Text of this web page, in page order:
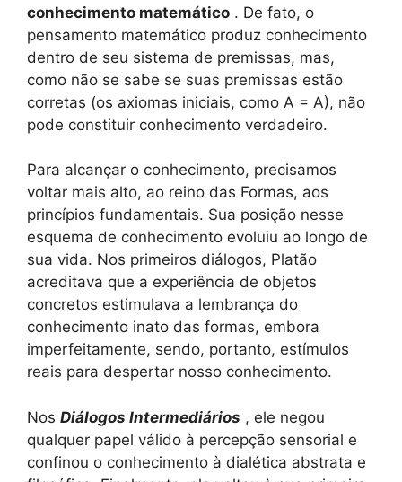
conhecimento matemático . De fato, o
pensamento matemático produz conhecimento
dentro de seu sistema de premissas, mas,
como não se sabe se suas premissas estão
corretas (os axiomas iniciais, como A = A), não
pode constituir conhecimento verdadeiro.
Para alcançar o conhecimento, precisamos
voltar mais alto, ao reino das Formas, aos
princípios fundamentais. Sua posição nesse
esquema de conhecimento evoluiu ao longo de
sua vida. Nos primeiros diálogos, Platão
acreditava que a experiência de objetos
concretos estimulava a lembrança do
conhecimento inato das formas, embora
imperfeitamente, sendo, portanto, estímulos
reais para despertar nosso conhecimento.
Nos Diálogos Intermediários , ele negou
qualquer papel válido à percepção sensorial e
confinou o conhecimento à dialética abstrata e